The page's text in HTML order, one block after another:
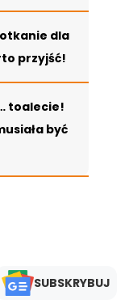
dla
przyjść!
toalecie!
być
SUBSKRYBUJ